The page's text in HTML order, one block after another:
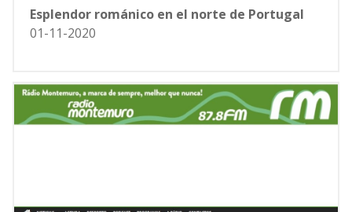
Esplendor románico en el norte de Portugal
01-11-2020